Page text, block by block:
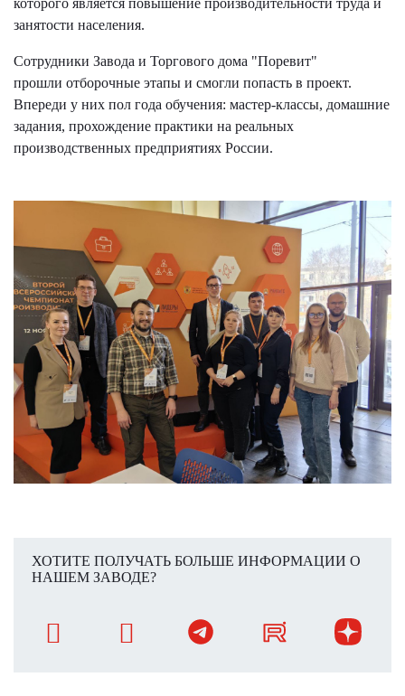
которого является повышение производительности труда и
занятости населения.
Сотрудники Завода и Торгового дома "Поревит"
прошли отборочные этапы и смогли попасть в проект.
Впереди у них пол года обучения: мастер-классы, домашние
задания, прохождение практики на реальных
производственных предприятиях России.
ХОТИТЕ ПОЛУЧАТЬ БОЛЬШЕ ИНФОРМАЦИИ О
НАШЕМ ЗАВОДЕ?